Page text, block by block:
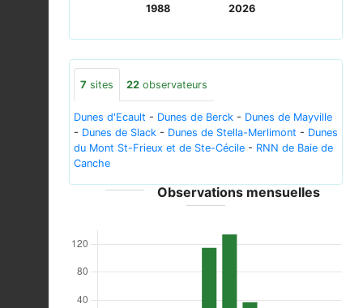
1988 2026
7 sites 22 observateurs
Dunes d'Ecault - Dunes de Berck - Dunes de Mayville
- Dunes de Slack - Dunes de Stella-Merlimont - Dunes
du Mont St-Frieux et de Ste-Cécile - RNN de Baie de
Canche
Observations mensuelles